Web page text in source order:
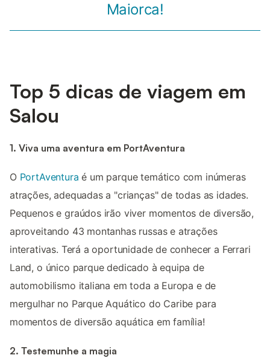
Maiorca!
Top 5 dicas de viagem em
Salou
1. Viva uma aventura em PortAventura
O PortAventura é um parque temático com inúmeras
atrações, adequadas a "crianças" de todas as idades.
Pequenos e graúdos irão viver momentos de diversão,
aproveitando 43 montanhas russas e atrações
interativas. Terá a oportunidade de conhecer a Ferrari
Land, o único parque dedicado à equipa de
automobilismo italiana em toda a Europa e de
mergulhar no Parque Aquático do Caribe para
momentos de diversão aquática em família!
2. Testemunhe a magia